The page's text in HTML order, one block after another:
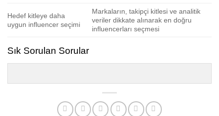
Hedef kitleye daha
uygun influencer seçimi
Markaların, takipçi kitlesi ve analitik
veriler dikkate alınarak en doğru
influencerları seçmesi
Sık Sorulan Sorular